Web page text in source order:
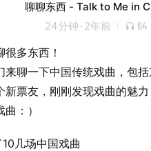
聊聊东西 - Talk to Me in
24分钟 · 2年前 64
多东西！
来聊一下中国传统戏曲，包
新票友，刚刚发现戏曲的魅
：）
几场中国戏曲